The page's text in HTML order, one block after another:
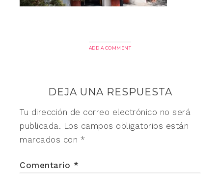
ADD A COMMENT
DEJA UNA RESPUESTA
Tu dirección de correo electrónico no será
publicada. Los campos obligatorios están
marcados con *
Comentario *